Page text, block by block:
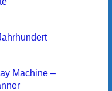
Machine –